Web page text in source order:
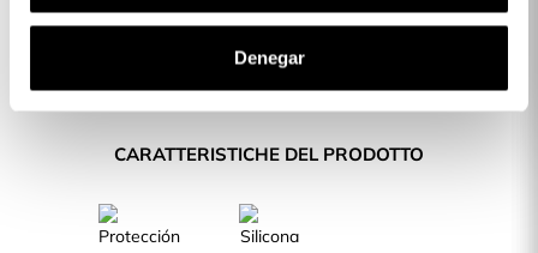
Denegar
Descrizione
CARATTERISTICHE DEL PRODOTTO